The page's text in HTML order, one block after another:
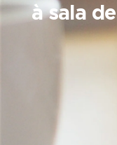
à sala